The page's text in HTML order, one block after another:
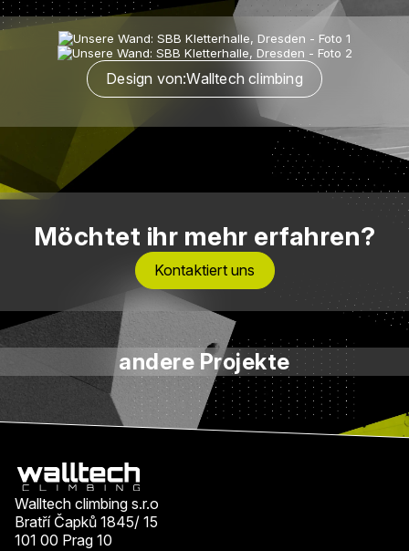
Design von:Walltech climbing
Möchtet ihr mehr erfahren?
Kontaktiert uns
andere Projekte
Walltech climbing s.r.o
Bratří Čapků 1845/ 15
101 00 Prag 10